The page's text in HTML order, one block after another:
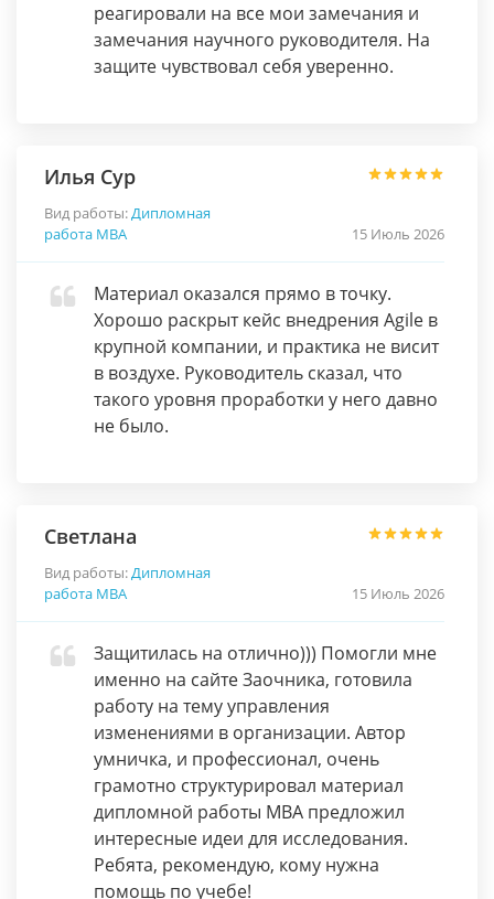
реагировали на все мои замечания и
замечания научного руководителя. На
защите чувствовал себя уверенно.
Илья Сур
Вид работы:Дипломная
работа МВА
15 Июль 2026
Материал оказался прямо в точку.
Хорошо раскрыт кейс внедрения Agile в
крупной компании, и практика не висит
в воздухе. Руководитель сказал, что
такого уровня проработки у него давно
не было.
Светлана
Вид работы:Дипломная
работа МВА
15 Июль 2026
Защитилась на отлично))) Помогли мне
именно на сайте Заочника, готовила
работу на тему управления
изменениями в организации. Автор
умничка, и профессионал, очень
грамотно структурировал материал
дипломной работы MBA предложил
интересные идеи для исследования.
Ребята, рекомендую, кому нужна
помощь по учебе!